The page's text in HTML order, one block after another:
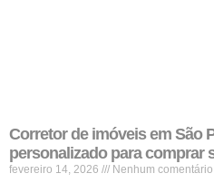
Corretor de imóveis em São
personalizado para comprar
fevereiro 14, 2026 Nenhum comentário